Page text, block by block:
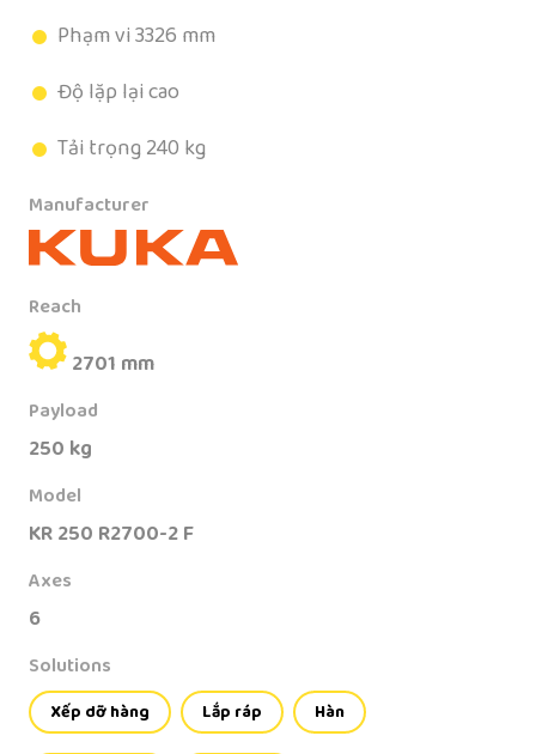
Phạm vi 3326 mm
Độ lặp lại cao
Tải trọng 240 kg
Manufacturer
Reach
2701 mm
Payload
250 kg
Model
KR 250 R2700-2 F
Axes
6
Solutions
Xếp dỡ hàng Lắp ráp Hàn